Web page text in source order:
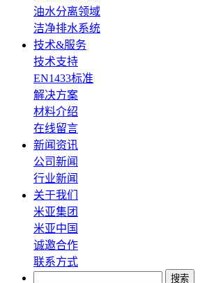
油水分离领域
洁净排水系统
技术&服务
技术支持
EN1433标准
解决方案
材料介绍
在线留言
新闻资讯
公司新闻
行业新闻
关于我们
米亚集团
米亚中国
诚邀合作
联系方式